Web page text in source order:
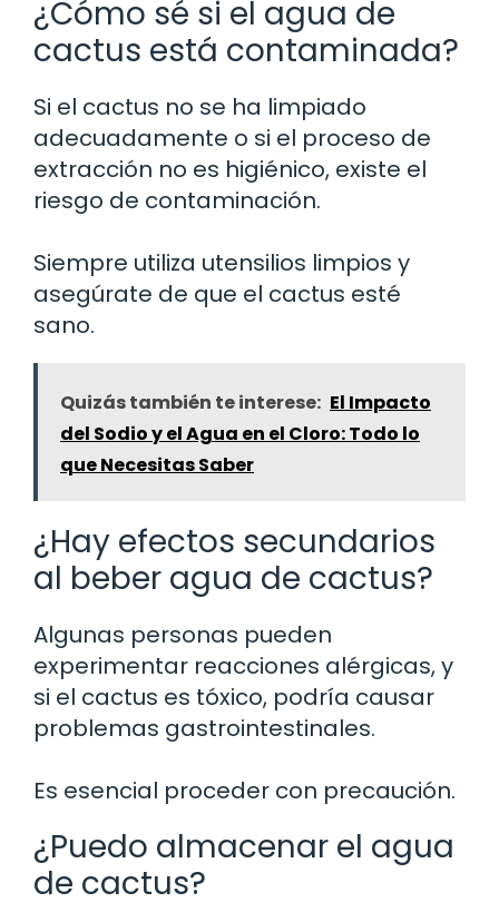
¿Cómo sé si el agua de
cactus está contaminada?
Si el cactus no se ha limpiado
adecuadamente o si el proceso de
extracción no es higiénico, existe el
riesgo de contaminación.
Siempre utiliza utensilios limpios y
asegúrate de que el cactus esté
sano.
Quizás también te interese: El Impacto
del Sodio y el Agua en el Cloro: Todo lo
que Necesitas Saber
¿Hay efectos secundarios
al beber agua de cactus?
Algunas personas pueden
experimentar reacciones alérgicas, y
si el cactus es tóxico, podría causar
problemas gastrointestinales.
Es esencial proceder con precaución.
¿Puedo almacenar el agua
de cactus?